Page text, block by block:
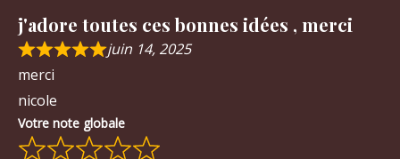
j'adore toutes ces bonnes idées , merci
juin 14, 2025
merci
nicole
Votre note globale